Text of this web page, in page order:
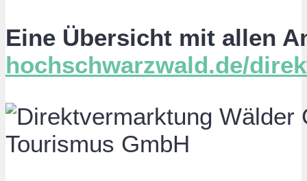
Eine Übersicht mit allen
hochschwarzwald.de/